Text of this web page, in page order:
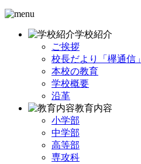
学校紹介
ご挨拶
校長だより「欅通信」
本校の教育
学校概要
沿革
教育内容
小学部
中学部
高等部
専攻科